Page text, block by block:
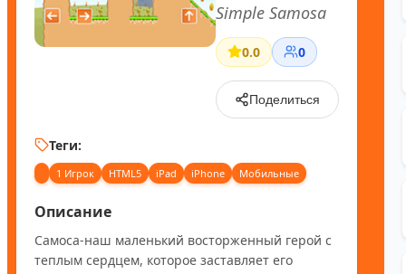
Simple Samosa
0.0 0
Поделиться
Теги:
1 Игрок HTML5 iPad iPhone Мобильные
Описание
Самоса-наш маленький восторженный герой с
теплым сердцем, которое заставляет его